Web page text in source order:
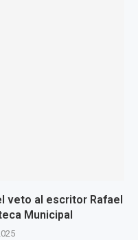
veto al escritor Rafael
Municipal